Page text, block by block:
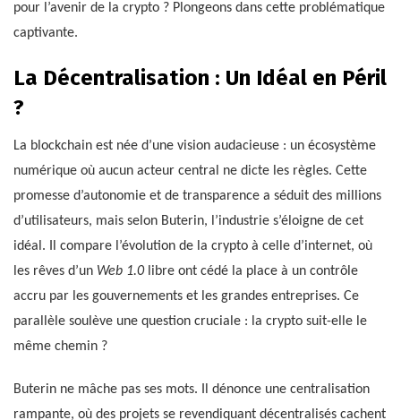
pour l’avenir de la crypto ? Plongeons dans cette problématique
captivante.
La Décentralisation : Un Idéal en Péril
?
La blockchain est née d’une vision audacieuse : un écosystème
numérique où aucun acteur central ne dicte les règles. Cette
promesse d’autonomie et de transparence a séduit des millions
d’utilisateurs, mais selon Buterin, l’industrie s’éloigne de cet
idéal. Il compare l’évolution de la crypto à celle d’internet, où
les rêves d’un Web 1.0libre ont cédé la place à un contrôle
accru par les gouvernements et les grandes entreprises. Ce
parallèle soulève une question cruciale : la crypto suit-elle le
même chemin ?
Buterin ne mâche pas ses mots. Il dénonce une centralisation
rampante, où des projets se revendiquant décentralisés cachent